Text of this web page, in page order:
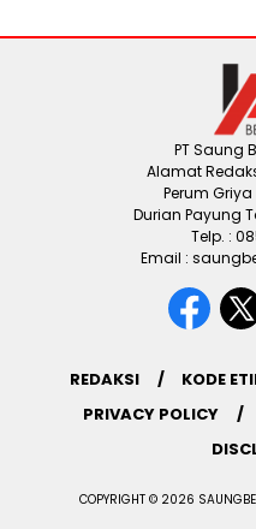
PT Saung
Alamat
Perum Griya
Durian Payung
Telp. :
Email :
REDAKSI KODE
PRIVACY POLICY
COPYRIGHT © 2026